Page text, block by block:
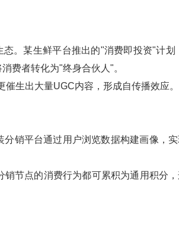
。某生鲜平台推出的"消费即投资"计划
费者转化为"终身合伙人"。
生出大量UGC内容，形成自传播效应。
销平台通过用户浏览数据构建画像，
节点的消费行为都可累积为通用积分